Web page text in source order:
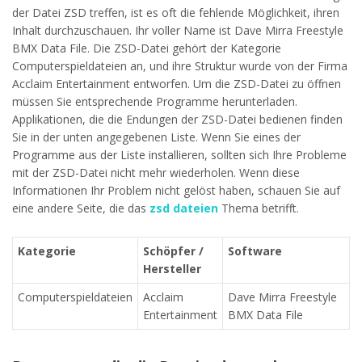
der Datei ZSD treffen, ist es oft die fehlende Möglichkeit, ihren
Inhalt durchzuschauen. Ihr voller Name ist Dave Mirra Freestyle
BMX Data File. Die ZSD-Datei gehört der Kategorie
Computerspieldateien an, und ihre Struktur wurde von der Firma
Acclaim Entertainment entworfen. Um die ZSD-Datei zu öffnen
müssen Sie entsprechende Programme herunterladen.
Applikationen, die die Endungen der ZSD-Datei bedienen finden
Sie in der unten angegebenen Liste. Wenn Sie eines der
Programme aus der Liste installieren, sollten sich Ihre Probleme
mit der ZSD-Datei nicht mehr wiederholen. Wenn diese
Informationen Ihr Problem nicht gelöst haben, schauen Sie auf
eine andere Seite, die das zsd dateien Thema betrifft.
Kategorie
Schöpfer /
Hersteller
Software
Computerspieldateien
Acclaim
Entertainment
Dave Mirra Freestyle
BMX Data File